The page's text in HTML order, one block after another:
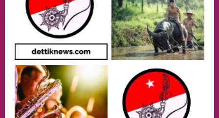
2
opini
Menteri BPLH Moh. Jumhur Hidayat
Adakan Pertemuan Dengan Delegasi 6
lembaga investor, Berorientasi Untuk
Meningkatkan SDM
05/08/2026
3
Aliyuddin: Anak Indonesia di Luar Negeri
Harus Berprestasi, Berkarakter, dan
Menjaga Nama Baik Bangsa
05/08/2026